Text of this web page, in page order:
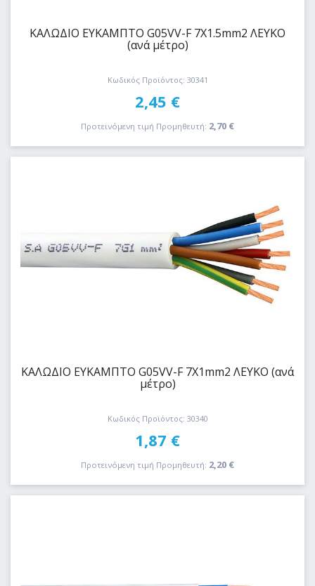
ΚΑΛΩΔΙΟ EYKAΜΠΤΟ G05VV-F 7Χ1.5mm2 ΛΕΥΚΟ
(ανά μέτρο)
Κωδικός Προϊόντος: 30341
2,45 €
Προτεινόμενη τιμή Προμηθευτή: 2,70 €
ΚΑΛΩΔΙΟ EYKAΜΠΤΟ G05VV-F 7Χ1mm2 ΛΕΥΚΟ (ανά
μέτρο)
Κωδικός Προϊόντος: 30340
1,87 €
Προτεινόμενη τιμή Προμηθευτή: 2,20 €